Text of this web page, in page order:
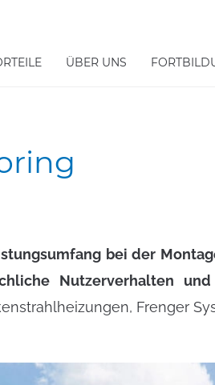
ÜBER UNS
bei der
Nutzerverhalten
Frenger